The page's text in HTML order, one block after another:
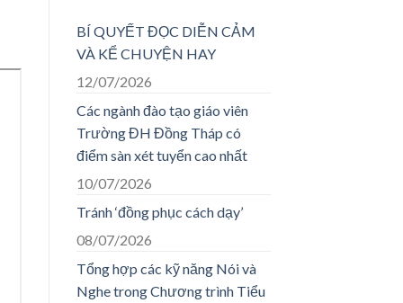
BÍ QUYẾT ĐỌC DIỄN CẢM
VÀ KỂ CHUYỆN HAY
12/07/2026
Các ngành đào tạo giáo viên
Trường ĐH Đồng Tháp có
điểm sàn xét tuyển cao nhất
10/07/2026
Tránh ‘đồng phục cách dạy’
08/07/2026
Tổng hợp các kỹ năng Nói và
Nghe trong Chương trình Tiểu